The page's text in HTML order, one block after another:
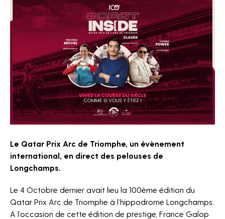
Agence
Projets
News
Horizon sport
Jobs
Contact
The Fan Syndicate
Press Room
Le Qatar Prix Arc de Triomphe, un évènement
international, en direct des pelouses de
Longchamps.
Le 4 Octobre dernier avait lieu la 100ème édition du
Qatar Prix Arc de Triomphe à l’hippodrome Longchamps.
A l’occasion de cette édition de prestige, France Galop